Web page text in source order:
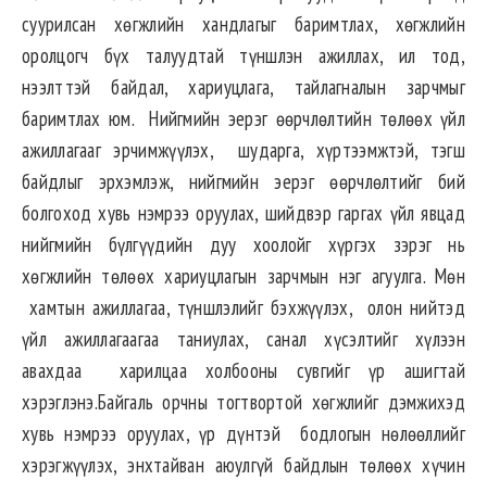
суурилсан хөгжлийн хандлагыг баримтлах, хөгжлийн
оролцогч бүх талуудтай түншлэн ажиллах, ил тод,
нээлттэй байдал, хариуцлага, тайлагналын зарчмыг
баримтлах юм. Нийгмийн эерэг өөрчлөлтийн төлөөх үйл
ажиллагааг эрчимжүүлэх, шударга, хүртээмжтэй, тэгш
байдлыг эрхэмлэж, нийгмийн эерэг өөрчлөлтийг бий
болгоход хувь нэмрээ оруулах, шийдвэр гаргах үйл явцад
нийгмийн бүлгүүдийн дуу хоолойг хүргэх зэрэг нь
хөгжлийн төлөөх хариуцлагын зарчмын нэг агуулга. Мөн
хамтын ажиллагаа, түншлэлийг бэхжүүлэх, олон нийтэд
үйл ажиллагаагаа таниулах, санал хүсэлтийг хүлээн
авахдаа харилцаа холбооны сувгийг үр ашигтай
хэрэглэнэ.Байгаль орчны тогтвортой хөгжлийг дэмжихэд
хувь нэмрээ оруулах, үр дүнтэй бодлогын нөлөөллийг
хэрэгжүүлэх, энхтайван аюулгүй байдлын төлөөх хүчин